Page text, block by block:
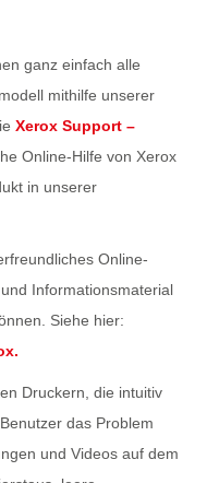
ganz einfach alle
mithilfe unserer
Xerox Support –
Online-Hilfe von Xerox
in unserer
Online-
Informationsmaterial
Siehe hier:
Druckern, die intuitiv
das Problem
und Videos auf dem